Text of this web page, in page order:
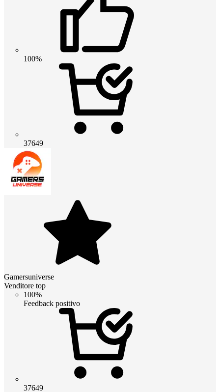
100%
37649
Gamersuniverse
Venditore top
100%
Feedback positivo
37649